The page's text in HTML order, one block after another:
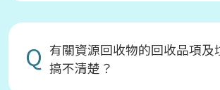
Q 有關資源回收物的回收品項及
搞不清楚？